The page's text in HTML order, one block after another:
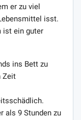
er zu viel
isst.
ist ein guter
ins Bett zu
Zeit
als 9 Stunden zu